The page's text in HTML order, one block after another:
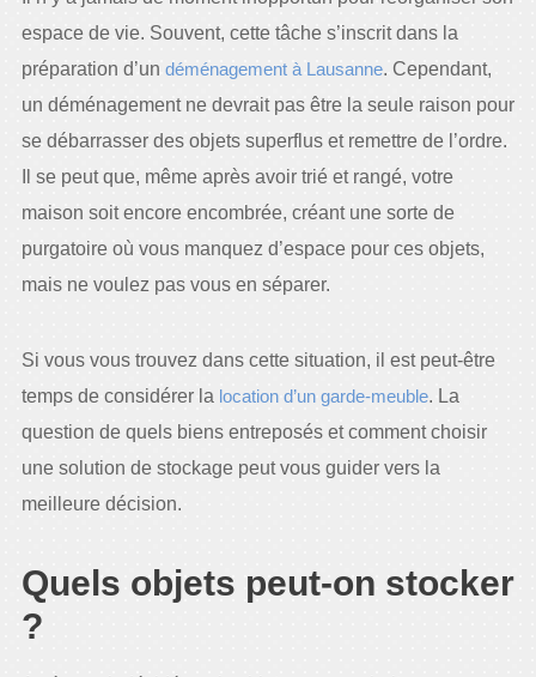
espace de vie. Souvent, cette tâche s’inscrit dans la
préparation d’un déménagement à Lausanne. Cependant,
un déménagement ne devrait pas être la seule raison pour
se débarrasser des objets superflus et remettre de l’ordre.
Il se peut que, même après avoir trié et rangé, votre
maison soit encore encombrée, créant une sorte de
purgatoire où vous manquez d’espace pour ces objets,
mais ne voulez pas vous en séparer.
Si vous vous trouvez dans cette situation, il est peut-être
temps de considérer la location d’un garde-meuble. La
question de quels biens entreposés et comment choisir
une solution de stockage peut vous guider vers la
meilleure décision.
Quels objets peut-on stocker
?